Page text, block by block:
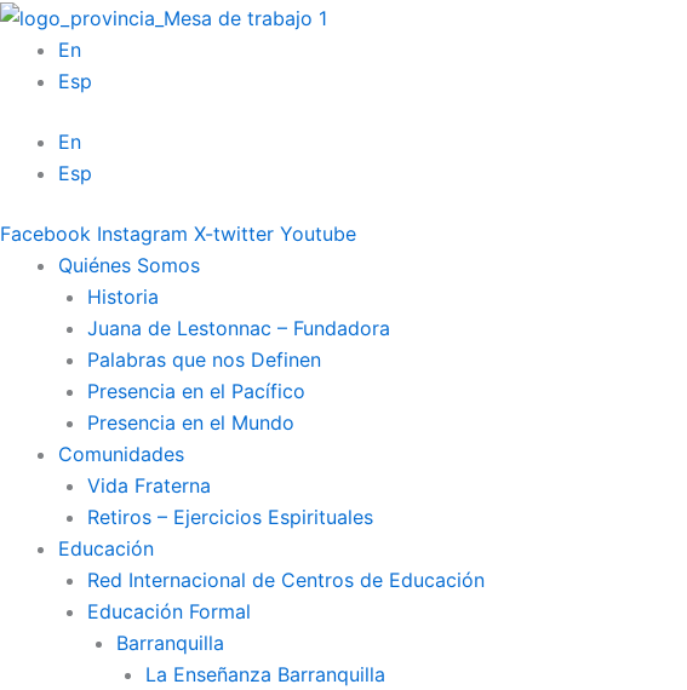
Ir
contenido
En
Esp
En
Esp
Facebook Instagram X-twitter Youtube
Quiénes Somos
Historia
Juana de Lestonnac – Fundadora
Palabras que nos Definen
Presencia en el Pacífico
Presencia en el Mundo
Comunidades
Vida Fraterna
Retiros – Ejercicios Espirituales
Educación
Red Internacional de Centros de Educación
Educación Formal
Barranquilla
La Enseñanza Barranquilla